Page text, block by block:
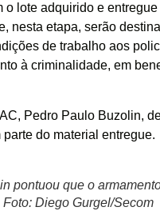
o lote adquirido e
nesta etapa, serão
de trabalho aos
à criminalidade, em
Pedro Paulo Buzolin,
do material entregue.
pontuou que o
Diego Gurgel/Secom